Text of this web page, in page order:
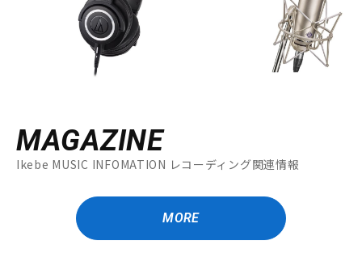
MAGAZINE
Ikebe MUSIC INFOMATION レコーディング関連情報
MORE